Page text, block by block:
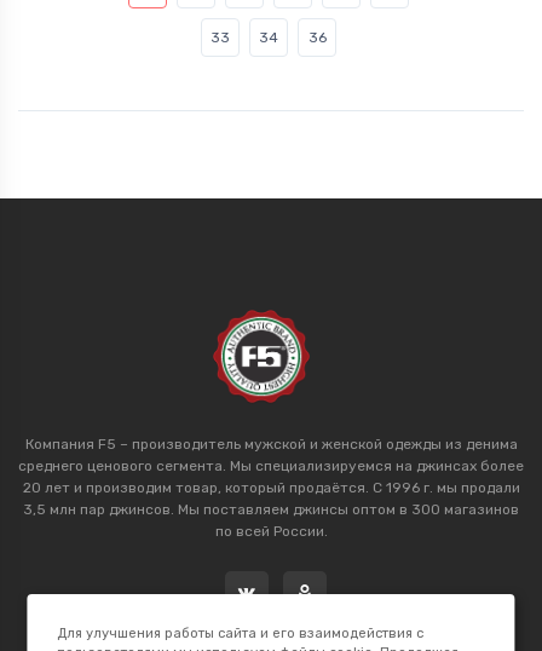
33 34 36
Компания F5 – производитель мужской и женской одежды из денима
среднего ценового сегмента. Мы специализируемся на джинсах более
20 лет и производим товар, который продаётся. С 1996 г. мы продали
3,5 млн пар джинсов. Мы поставляем джинсы оптом в 300 магазинов
по всей России.
Для улучшения работы сайта и его взаимодействия с